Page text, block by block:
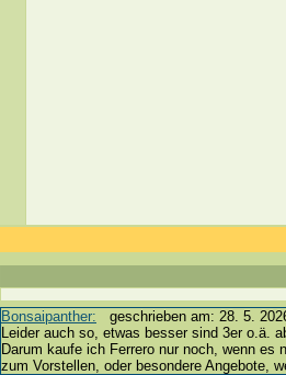
Bonsaipanther: geschrieben am: 28. 5.
Leider auch so, etwas besser sind 3er o.ä.
Darum kaufe ich Ferrero nur noch, wenn es
zum Vorstellen, oder besondere Angebote,